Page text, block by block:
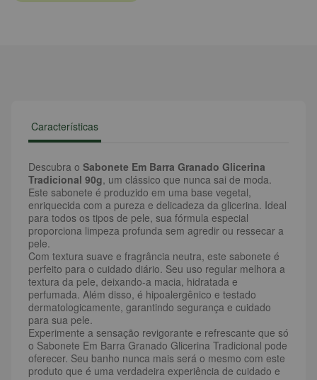
Características
Descubra o Sabonete Em Barra Granado Glicerina
Tradicional 90g, um clássico que nunca sai de moda.
Este sabonete é produzido em uma base vegetal,
enriquecida com a pureza e delicadeza da glicerina. Ideal
para todos os tipos de pele, sua fórmula especial
proporciona limpeza profunda sem agredir ou ressecar a
pele.
Com textura suave e fragrância neutra, este sabonete é
perfeito para o cuidado diário. Seu uso regular melhora a
textura da pele, deixando-a macia, hidratada e
perfumada. Além disso, é hipoalergênico e testado
dermatologicamente, garantindo segurança e cuidado
para sua pele.
Experimente a sensação revigorante e refrescante que só
o Sabonete Em Barra Granado Glicerina Tradicional pode
oferecer. Seu banho nunca mais será o mesmo com este
produto que é uma verdadeira experiência de cuidado e